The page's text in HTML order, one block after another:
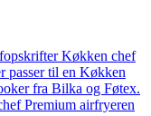
opskrifter Køkken chef
passer til en Køkken
fra Bilka og Føtex.
Premium airfryeren